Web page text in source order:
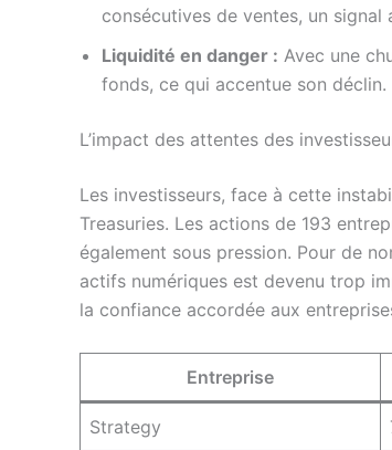
consécutives de ventes, un signal
Liquidité en danger : Avec une
fonds, ce qui accentue son déclin.
L’impact des attentes des
Les investisseurs, face à cette
Treasuries. Les actions de 193
également sous pression. Pour de
actifs numériques est devenu trop
la confiance accordée aux
Entreprise
Strategy